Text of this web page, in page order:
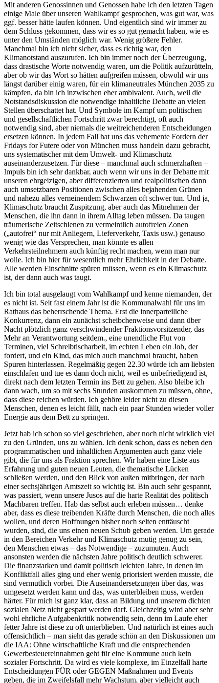
Mit anderen Genossinnen und Genossen habe ich den letzten Tagen
einige Male über unseren Wahlkampf gesprochen, was gut war, was
ggf. besser hätte laufen können. Und eigentlich sind wir immer zu
dem Schluss gekommen, dass wir es so gut gemacht haben, wie es
unter den Umständen möglich war. Wenig größere Fehler.
Manchmal bin ich nicht sicher, dass es richtig war, den
Klimanotstand auszurufen. Ich bin immer noch der Überzeugung,
dass drastische Worte notwendig waren, um die Politik aufzurütteln,
aber ob wir das Wort so hätten aufgreifen müssen, obwohl wir uns
längst darüber einig waren, für ein klimaneutrales München 2035 zu
kämpfen, da bin ich inzwischen eher ambivalent. Auch, weil die
Notstandsdiskussion die notwendige inhaltliche Debatte an vielen
Stellen überschattet hat. Und Symbole im Kampf um politischen
und gesellschaftlichen Fortschritt zwar berechtigt, oft auch
notwendig sind, aber niemals die weitreichenderen Entscheidungen
ersetzen können. In jedem Fall hat uns das vehemente Fordern der
Fridays for Futere oder von München muss handeln dazu gebracht,
uns systematischer mit dem Umwelt- und Klimaschutz
auseinanderzusetzen. Für diese – manchmal auch schmerzhaften –
Impuls bin ich sehr dankbar, auch wenn wir uns in der Debatte mit
unseren ehrgeizigen, aber differenzierten und realpolitischen dann
auch umsetzbaren Positionen zwischen alles bejahenden Grünen
und nahezu alles verneinendem Schwarzen oft schwer tun. Und ja,
Klimaschutz braucht Zuspitzung, aber auch das Mitnehmen der
Menschen, die ihn dann in ihrem Alltag leben müssen. Da taugen
träumerische Zeitschienen zu vermeintlich autofreien Zonen
(„autofrei“ nur mit Anliegern, Lieferverkehr, Taxis usw.) genauso
wenig wie das Versprechen, man könnte es allen
Verkehrsteilnehmern auch künftig recht machen, wenn man nur
wolle. Ich bin hier für wesentlich mehr Ehrlichkeit in der Debatte.
Alle werden Einschnitte spüren müssen, wenn es ein Klimaschutz
ist, der dann auch was taugt.
Ich bin total ausgelaugt vom Wahlkampf und kenne niemanden, der
es nicht ist. Seit fast einem Jahr ist die Kommunalwahl für uns im
Rathaus das beherrschende Thema. Erst die innerparteiliche
Konkurrenz, dann ein zunächst scheibchenweise und dann über
Nacht plötzlich ganz verschwindender Fraktionsvorsitzender, das
Mehr an Verantwortung seitdem., eine unendliche Flut von
Terminen, viel Schreibtischarbeit, im echten Leben ein Job, der
fordert, und ein Kind, das mich auch manchmal braucht, haben
Spuren hinterlassen. Regelmäßig gegen 22.30 würde ich am liebsten
einschlafen und tue es dann doch nicht, weil es unbefriedigend ist,
direkt nach dem letzten Termin ins Bett zu gehen. Also bleibe ich
dann wach, um so mit sechs Stunden auskommen zu müssen, ohne,
dass diese reichen würden. Ich gehöre leider nicht zu diesen
Menschen, denen es leicht fällt, nach ein paar Stunden wieder voller
Energie aus dem Bett zu springen.
Jetzt hab ich schon so viel geschrieben, aber noch nicht wirklich viel
zu den Gründen, uns zu wählen. Ich denk schon, dass es neben den
programmatischen und inhaltlichen Argumenten auch ganz viele
gibt, die für uns als Fraktion sprechen. Wir haben eine Liste aus
Erfahrung und guten neuen Leuten, die thematische Lücken
schließen werden, und den Blick von außen mitbringen, der nach
einer sechsjährigen Amtszeit so wichtig ist. Bin auch sehr gespannt,
was passiert, wenn unsere Jusos auf die harte Realität des politisch
Machbaren treffen. Hab das selbst auch erleben müssen… denke
aber, dass es diese treibenden Kräfte durch Menschen, die noch alles
wollen, und deren Hoffnungen bisher noch selten enttäuscht
wurden, sind, die uns einen neuen Schub geben werden. Um gerade
in den Bereichen Verkehr und Klimaschutz mutig genug zu sein,
den Menschen etwas – das Notwendige – zuzumuten. Auch
ansonsten werden die nächsten Jahre politisch deutlich schwerer.
Die finanzstarken und damit politisch leichten Jahre, in denen im
Konfliktfall alles ging und eher wenig priorisiert werden musste, die
sind vermutlich vorbei. Die Auseinandersetzungen über das, was
umgesetzt werden kann und das, was unterbleiben muss, werden
härter. Für mich ist ganz klar, dass an Bildung und unserem dichten
sozialen Netz nicht gespart werden darf. Gleichzeitig wird aber sehr
wohl ehrliche Aufgabenkritik notwendig sein, denn im Laufe eher
fetter Jahre ist diese zu oft unterblieben. Und natürlich ist eines auch
offensichtlich – man sieht das gerade schön an den Diskussionen um
die IAA: Ohne wirtschaftliche Kraft und die entsprechenden
Gewerbesteuereinnahmen geht für eine Kommune auch kein
sozialer Fortschritt. Da wird es viele komplexe, im Einzelfall harte
Entscheidungen FÜR oder GEGEN Maßnahmen und Events
geben, die im Zweifelsfall mehr Wachstum, aber vielleicht auch